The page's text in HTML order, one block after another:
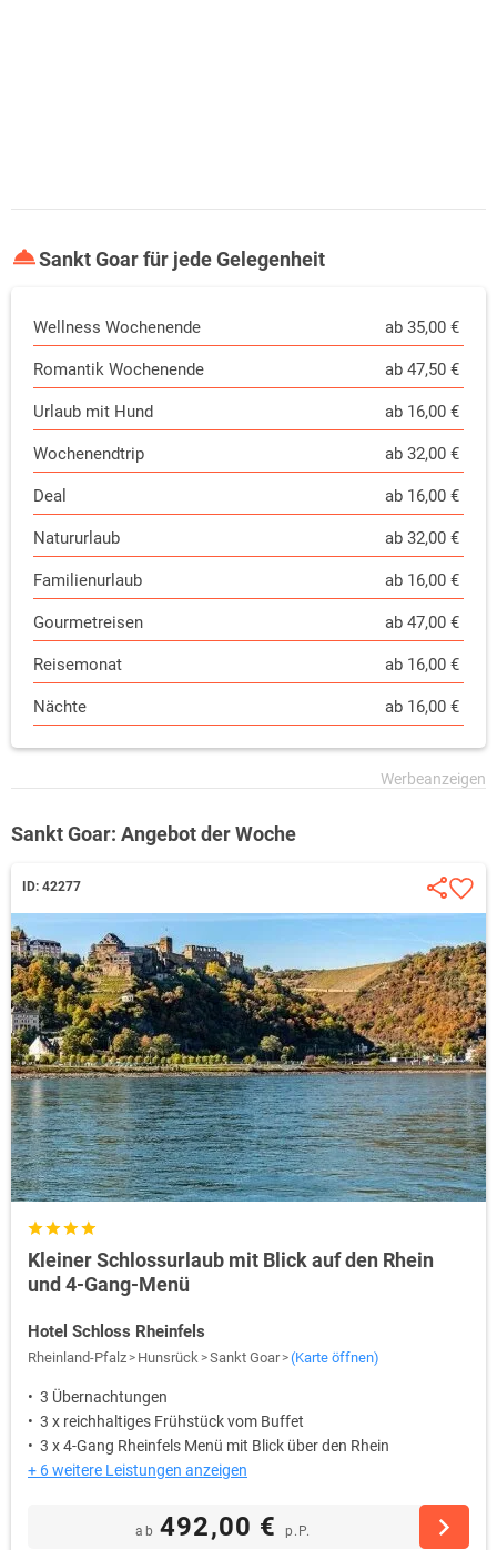
Sankt Goar für jede Gelegenheit
Wellness Wochenende ab 35,00 €
Romantik Wochenende ab 47,50 €
Urlaub mit Hund ab 16,00 €
Wochenendtrip ab 32,00 €
Deal ab 16,00 €
Natururlaub ab 32,00 €
Familienurlaub ab 16,00 €
Gourmetreisen ab 47,00 €
Reisemonat ab 16,00 €
Nächte ab 16,00 €
Sankt Goar: Angebot der Woche
ID: 42277
Kleiner Schlossurlaub mit Blick auf den Rhein
und 4-Gang-Menü
Hotel Schloss Rheinfels
Rheinland-Pfalz Hunsrück Sankt Goar (Karte öffnen)
3 Übernachtungen
3 x reichhaltiges Frühstück vom Buffet
3 x 4-Gang Rheinfels Menü mit Blick über den Rhein
+ 6 weitere Leistungen anzeigen
ab 492,00 € p.P.